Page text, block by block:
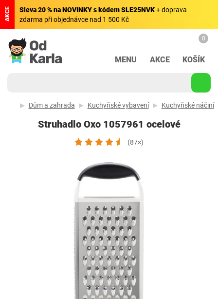
AKCE Sleva 20 % na NOVINKY s kódem SLE25NVK+ doprava
zdarma při objednávce nad 1 500 Kč
MENU AKCE
0
KOŠÍK
Dům a zahrada Kuchyňské vybavení Kuchyňské náčiní
Struhadlo Oxo 1057961 ocelové
(87×)